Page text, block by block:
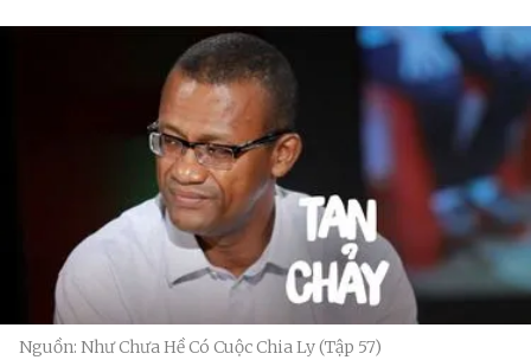
Nguồn: Như Chưa Hề Có Cuộc Chia Ly (Tập 57)